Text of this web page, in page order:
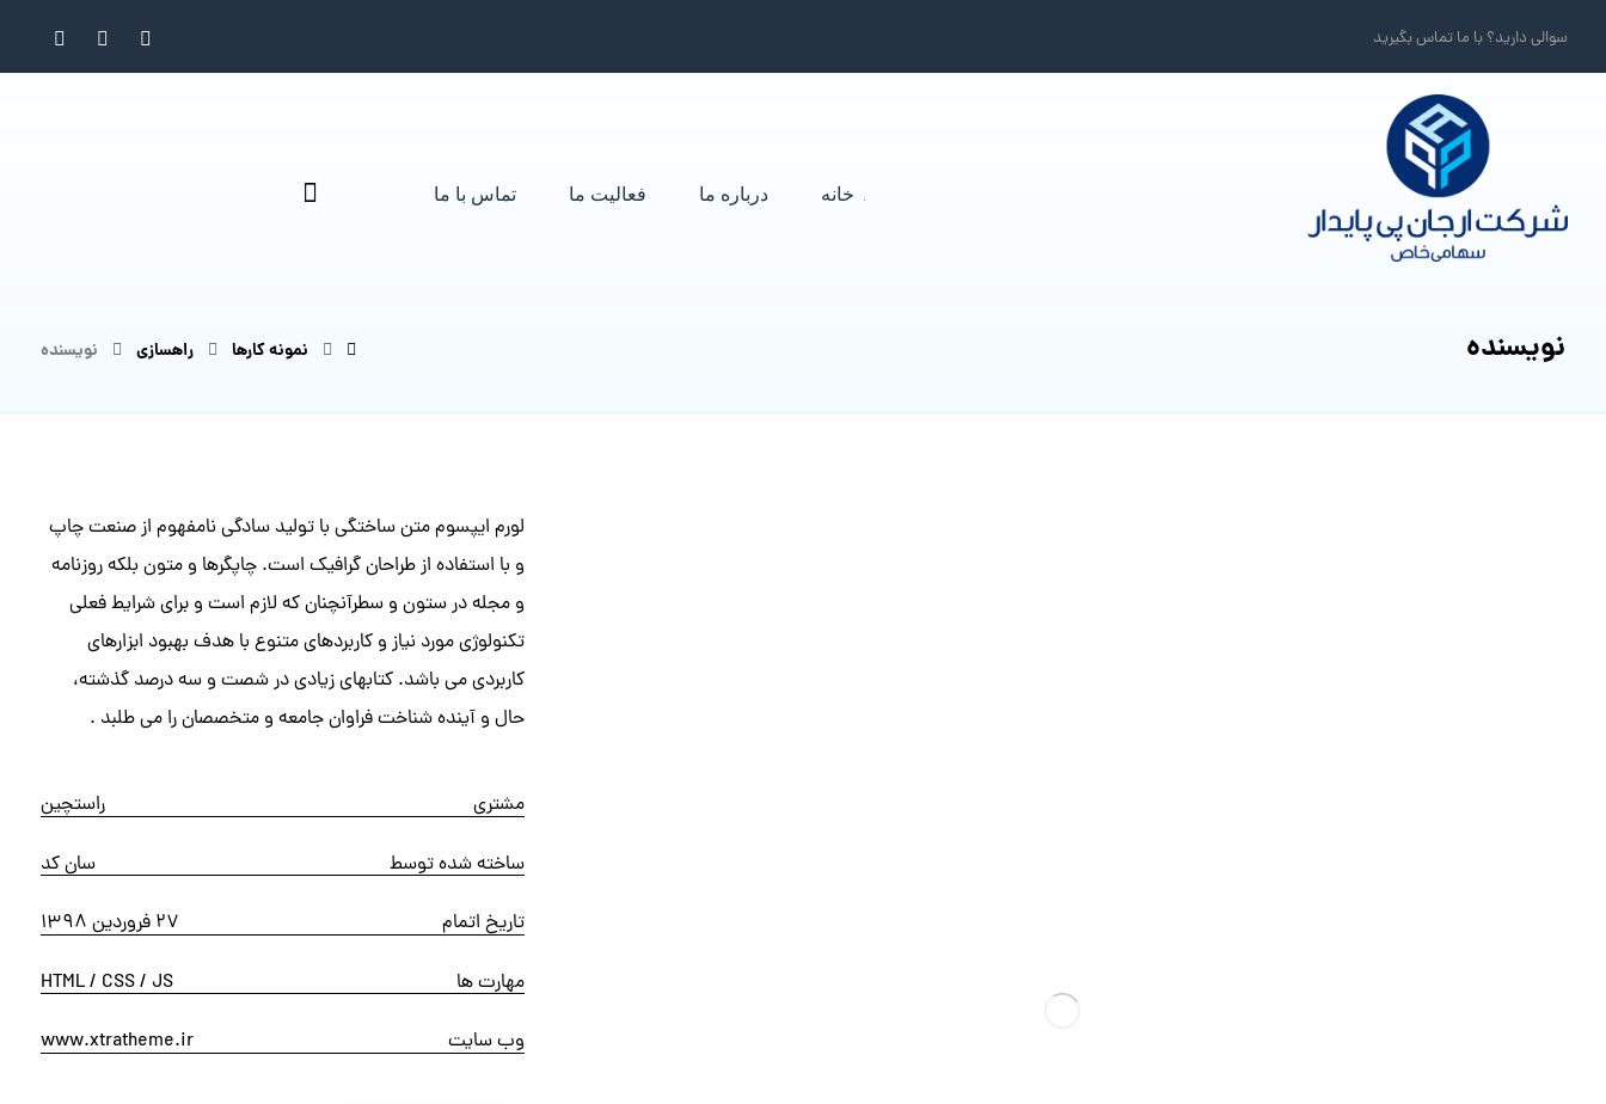
سوالی دارید؟ با ما تماس بگیرید
خانه درباره ما فعالیت ما تماس با ما
نویسنده نمونه کارها راهسازی نویسنده
لورم ایپسوم متن ساختگی با تولید سادگی نامفهوم از صنعت چاپ
و با استفاده از طراحان گرافیک است. چاپگرها و متون بلکه روزنامه
و مجله در ستون و سطرآنچنان که لازم است و برای شرایط فعلی
تکنولوژی مورد نیاز و کاربردهای متنوع با هدف بهبود ابزارهای
کاربردی می باشد. کتابهای زیادی در شصت و سه درصد گذشته،
حال و آینده شناخت فراوان جامعه و متخصصان را می طلبد .
مشتری راستچین
ساخته شده توسط سان کد
تاریخ اتمام 27 فروردین 1398
مهارت ها HTML / CSS / JS
وب سایت www.xtratheme.ir